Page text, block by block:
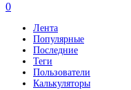
0
Лента
Популярные
Последние
Теги
Пользователи
Калькуляторы